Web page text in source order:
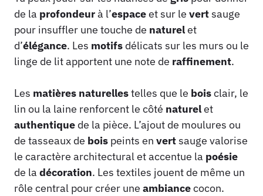
de la profondeurà l’espaceet sur le vertsauge
pour insuffler une touche de naturelet
d’élégance. Les motifs délicats sur les murs ou le
linge de lit apportent une note de raffinement.
Les matières naturellestelles que le boisclair, le
lin ou la laine renforcent le côté naturelet
authentique de la pièce. L’ajout de moulures ou
de tasseaux de bois peints en vertsauge valorise
le caractère architectural et accentue la poésie
de la décoration. Les textiles jouent de même un
rôle central pour créer une ambiancecocon.